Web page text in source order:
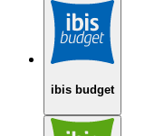
ibis budget